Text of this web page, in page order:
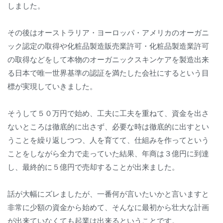
しました。
その後はオーストラリア・ヨーロッパ・アメリカのオーガニ
ック認定の取得や化粧品製造販売業許可・化粧品製造業許可
の取得などをして本物のオーガニックスキンケアを製造出来
る日本で唯一世界基準の認証を満たした会社にするという目
標が実現していきました。
そうして５０万円で始め、工夫に工夫を重ねて、資金を出さ
ないところは徹底的に出さず、必要な時は徹底的に出すとい
うことを繰り返しつつ、人を育てて、仕組みを作ってという
ことをしながら全力で走っていた結果、年商は３億円に到達
し、最終的に５億円で売却することが出来ました。
話が大幅にズレましたが、一番何が言いたいかと言いますと
非常に少額の資金から始めて、そんなに最初から壮大な計画
が出来ていなくても起業は出来るということです。